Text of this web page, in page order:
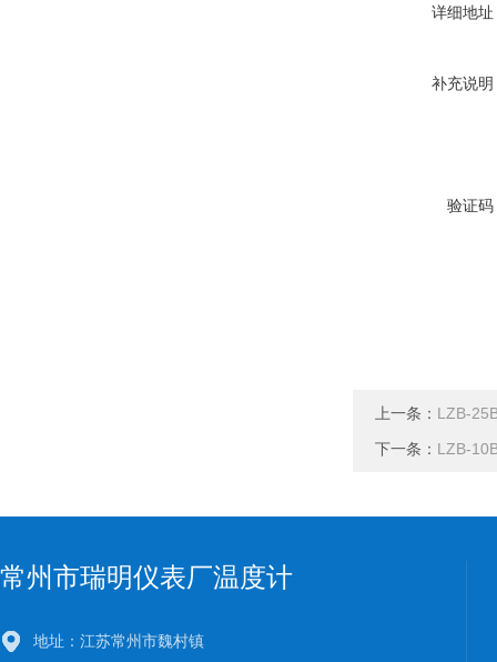
详细地址
补充说明
验证码
上一条： LZB-
下一条： LZB-
常州市瑞明仪表厂温度计
地址：江苏常州市魏村镇